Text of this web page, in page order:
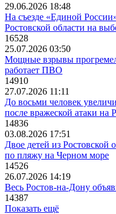
29.06.2026 18:48
На съезде «Единой
Ростовской области на
16528
25.07.2026 03:50
Мощные взрывы
работает ПВО
14910
27.07.2026 11:11
До восьми человек
после вражеской атаки на
14836
03.08.2026 17:51
Двое детей из
по пляжу на Черном море
14526
26.07.2026 14:19
Весь Ростов-на-Дону
14387
Показать ещё